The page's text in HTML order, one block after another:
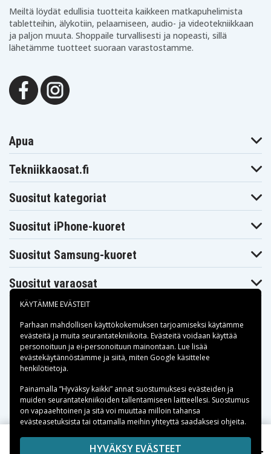
Meiltä löydät edullisia tuotteita kaikkeen matkapuhelimista
tabletteihin, älykotiin, pelaamiseen, audio- ja videotekniikkaan
ja paljon muuta. Shoppaile turvallisesti ja nopeasti, sillä
lähetämme tuotteet suoraan varastostamme.
Apua
Tekniikkaosat.fi
Suositut kategoriat
Suositut iPhone-kuoret
Suositut Samsung-kuoret
Suositut varaosat
Maksuvaihtoehdot
Toimitusvaihtoehdot
Copyright © 2026, Spares Nordic AB
KÄYTÄMME EVÄSTEIT
Parhaan mahdollisen käyttökokemuksen tarjoamiseksi käytämme
evästeitä ja muita seurantatekniikoita. Evästeitä voidaan käyttää
personoituun ja ei-personoituun mainontaan. Lue lisää
evästekäytännöstämme ja siitä, miten Google käsittelee
henkilötietoja.
Painamalla ”Hyväksy kaikki” annat suostumuksesi evästeiden ja
muiden seurantatekniikoiden tallentamiseen laitteellesi. Suostumus
on vapaaehtoinen ja sitä voi muuttaa milloin tahansa
evästeasetuksista tai ottamalla meihin yhteyttä saadaksesi ohjeita.
HYVÄKSY EVÄSTEET